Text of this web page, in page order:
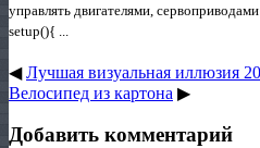
управлять двигателями,
setup(){ ...
◀Лучшая визуальная иллюзия
Велосипед из картона ▶
Добавить комментарий